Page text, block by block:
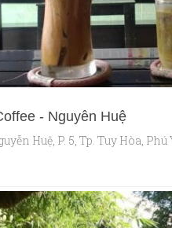
- Nguyễn Huệ
Huệ, P. 5, Tp. Tuy Hòa, Phú